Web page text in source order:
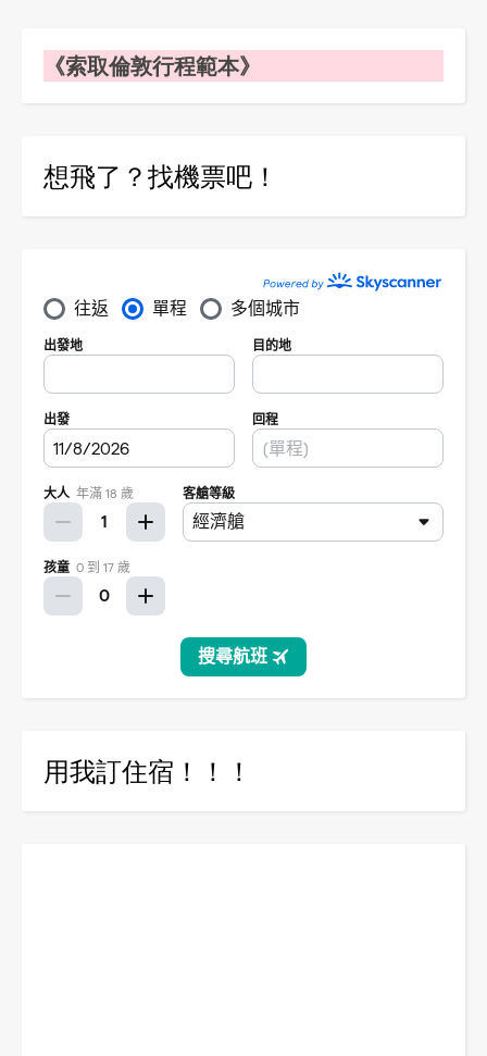
《索取倫敦行程範本》
想飛了？找機票吧！
用我訂住宿！！！